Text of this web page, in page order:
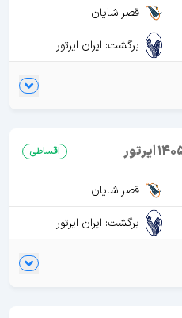
قصر شایان
برگشت: ایران ایرتور
اقساطی
قصر شایان
برگشت: ایران ایرتور